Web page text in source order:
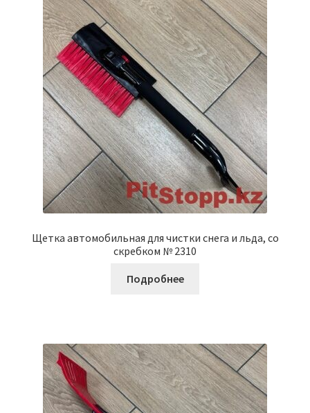
Щетка автомобильная для чистки снега и льда, со
скребком № 2310
Подробнее